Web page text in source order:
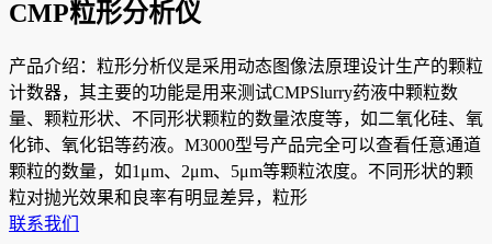
CMP粒形分析仪
产品介绍：粒形分析仪是采用动态图像法原理设计生产的颗粒
计数器，其主要的功能是用来测试CMPSlurry药液中颗粒数
量、颗粒形状、不同形状颗粒的数量浓度等，如二氧化硅、氧
化铈、氧化铝等药液。M3000型号产品完全可以查看任意通道
颗粒的数量，如1μm、2μm、5μm等颗粒浓度。不同形状的颗
粒对抛光效果和良率有明显差异，粒形
联系我们